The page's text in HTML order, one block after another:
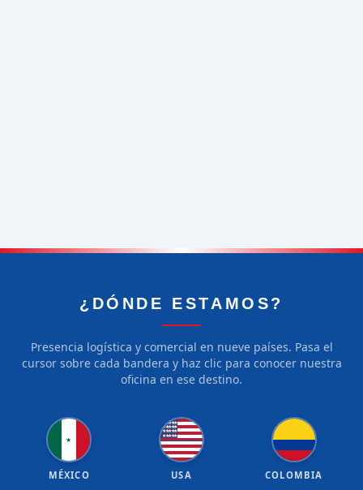
¿DÓNDE ESTAMOS?
Presencia logística y comercial en nueve países. Pasa el
cursor sobre cada bandera y haz clic para conocer nuestra
oficina en ese destino.
★
MÉXICO
★★★★★
★★★★★
★★★★★
★★★★★
USA COLOMBIA